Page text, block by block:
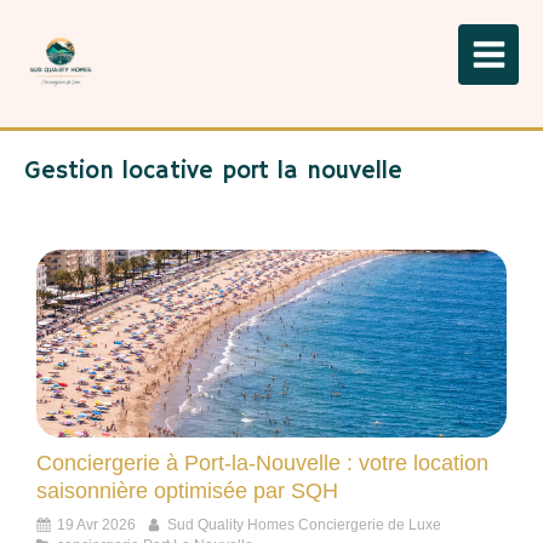
Gestion locative port la nouvelle
Conciergerie à Port-la-Nouvelle : votre location
saisonnière optimisée par SQH
19 Avr 2026
Sud Quality Homes Conciergerie de Luxe